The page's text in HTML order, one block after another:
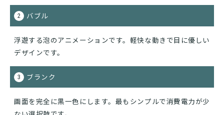
2 バブル
浮遊する泡のアニメーションです。軽快な動きで目に優しい
デザインです。
3 ブランク
画面を完全に黒一色にします。最もシンプルで消費電力が少